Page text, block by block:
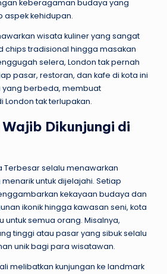
keberagaman budaya yang
aspek kehidupan.
wisata kuliner yang sangat
chips tradisional hingga masakan
selera, London tak pernah
pasar, restoran, dan kafe di kota ini
berbeda, membuat
tak terlupakan.
Dikunjungi di
Terbesar selalu menawarkan
untuk dijelajahi. Setiap
kekayaan budaya dan
ikonik hingga kawasan seni, kota
untuk semua orang. Misalnya,
tinggi atau pasar yang sibuk selalu
unik bagi para wisatawan.
melibatkan kunjungan ke landmark